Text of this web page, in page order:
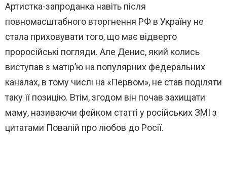
Артистка-запроданка навіть після
повномасштабного вторгнення РФ в Україну не
стала приховувати того, що має відверто
проросійські погляди. Але Денис, який колись
виступав з матір’ю на популярних федеральних
каналах, в тому числі на «Первом», не став поділяти
таку її позицію. Втім, згодом він почав захищати
маму, називаючи фейком статті у російських ЗМІ з
цитатами Повалій про любов до Росії.